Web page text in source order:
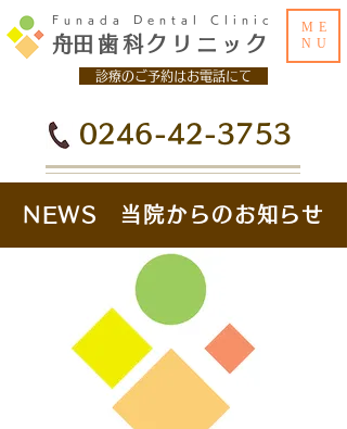
​舟田歯科クリニック
Funada Dental Clinic
0246-42-3753
診療のご予約はお電話にて
ME
NU
NEWS 当院からのお知らせ